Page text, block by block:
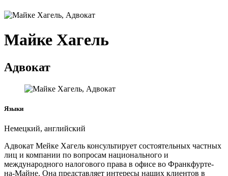
Майке Хагель
Адвокат
Языки
Немецкий, английский
Адвокат Мейке Хагель консультирует состоятельных частных
лиц и компании по вопросам национального и
международного налогового права в офисе во Франкфурте-
на-Майне. Она представляет интересы наших клиентов в